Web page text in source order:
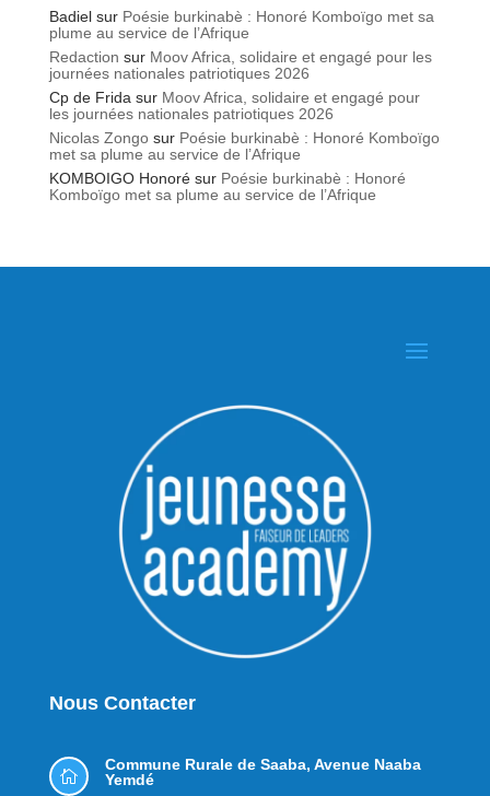
Badielsur Poésie burkinabè : Honoré Komboïgo met sa
plume au service de l’Afrique
Redaction sur Moov Africa, solidaire et engagé pour les
journées nationales patriotiques 2026
Cp de Frida sur Moov Africa, solidaire et engagé pour
les journées nationales patriotiques 2026
Nicolas Zongosur Poésie burkinabè : Honoré Komboïgo
met sa plume au service de l’Afrique
KOMBOIGO Honorésur Poésie burkinabè : Honoré
Komboïgo met sa plume au service de l’Afrique
Nous Contacter

Commune Rurale de Saaba, Avenue Naaba
Yemdé